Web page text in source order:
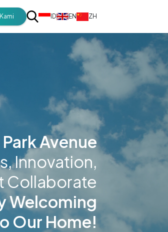
ID EN ZH
Avenue
Innovation,
Collaborate
Welcoming
Our Home!